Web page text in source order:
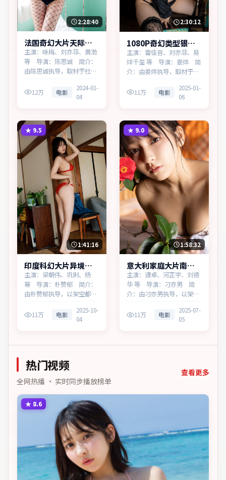
2:28:40
法国奇幻大片天际边
界高清完整在线
主演：咏梅、刘亦菲、黄渤
等 导演：陈思诚 简介：
由陈思诚执导，取材于社会
品。在春运与归乡的旅途
中，叙事围绕人物抉择与时
心结与和解。主演以细腻表
演撑起情感层次，兼顾观赏
性与现实意义。
12万 电影
2024-01-
04
2:30:12
1080P奇幻类型银翼
回响同步追剧
主演：雷佳音、刘亦菲、易
烊千玺 等 导演：娄烨 简
介：由娄烨执导，取材于社
幻作品。在科技与人性的交
界处，叙事围绕人物抉择与
悠长，值得细品。主演以细
腻表演撑起情感层次，兼顾
观赏性与现实意义。
11万 电影
2025-01-
06
★ 9.5
1:41:16
印度科幻大片异境边
界高清完整在线
主演：梁朝伟、巩俐、杨
幂 导演：朴赞郁 简介：
由朴赞郁执导，以架空都市
作品。在高度疏离的都市丛
林里，叙事围绕人物抉择与
观赏性与现实意义。
11万 电影
2025-10-
04
★ 9.0
1:58:32
意大利家庭大片南港
回响高清完整在线
主演：谭卓、河正宇、刘德
华 等 导演：刁亦男 简
介：由刁亦男执导，以架空
的家庭作品。在科技与人性
的交界处，叙事围绕人物抉
11万 电影
2025-07-
05
热门视频
全网热播 · 实时同步播放榜单
查看更多
★ 8.6